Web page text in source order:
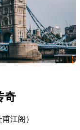
奇
江阁）